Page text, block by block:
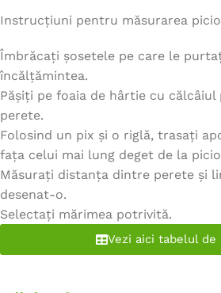
Instrucțiuni pentru măsurarea
Îmbrăcați șosetele pe care le
încălțămintea.
Pășiți pe foaia de hârtie cu
perete.
Folosind un pix și o riglă, trasați
fața celui mai lung deget de la
Măsurați distanța dintre perete și
desenat-o.
Selectați mărimea potrivită.
Vezi aici tabelul de